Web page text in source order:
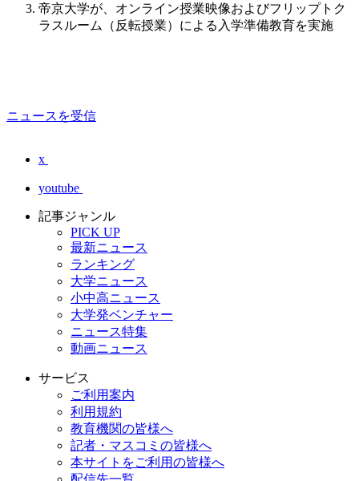
帝京大学が、オンライン授業映像およびフリップトク
ラスルーム（反転授業）による入学準備教育を実施
ニュースを受信
x
youtube
記事ジャンル
PICK UP
最新ニュース
ランキング
大学ニュース
小中高ニュース
大学発ベンチャー
ニュース特集
動画ニュース
サービス
ご利用案内
利用規約
教育機関の皆様へ
記者・マスコミの皆様へ
本サイトをご利用の皆様へ